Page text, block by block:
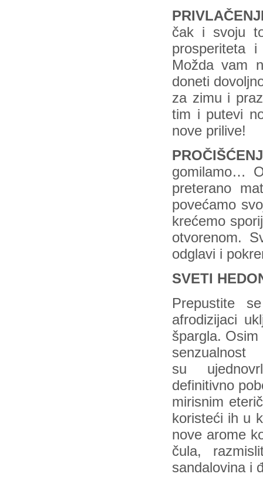
čak i svoju
prosperiteta
Možda vam
doneti
za zimu i
tim i putevi
nove prilive!
gomilamo…
preterano
povećamo
krećemo
otvorenom.
odglavi i
SVETI
Prepustite
afrodizijaci
špargla.
su
definitivno
mirisnim
koristeći ih u
nove arome
čula,
sandalovina i